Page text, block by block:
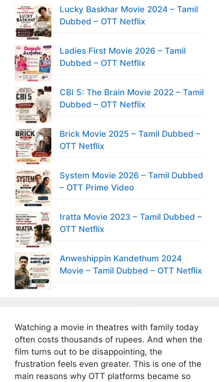
Lucky Baskhar Movie 2024 – Tamil
Dubbed – OTT Netflix
Ladies First Movie 2026 – Tamil
Dubbed – OTT Netflix
CBI 5: The Brain Movie 2022 – Tamil
Dubbed – OTT Netflix
Brick Movie 2025 – Tamil Dubbed –
OTT Netflix
System Movie 2026 – Tamil Dubbed
– OTT Prime Video
Iratta Movie 2023 – Tamil Dubbed –
OTT Netflix
Anweshippin Kandethum 2024
Movie – Tamil Dubbed – OTT Netflix
Watching a movie in theatres with family today
often costs thousands of rupees. And when the
film turns out to be disappointing, the
frustration feels even greater. This is one of the
main reasons why OTT platforms became so